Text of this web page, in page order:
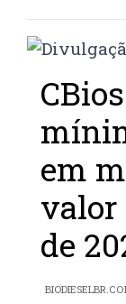
em
valor
de